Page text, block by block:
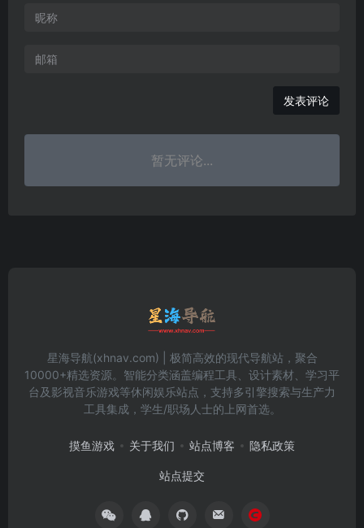
发表评论
暂无评论...
星海导航(xhnav.com) | 极简高效的现代导航站，聚合
10000+精选资源。智能分类涵盖编程工具、设计素材、学习平
台及影视音乐游戏等休闲娱乐站点，支持多引擎搜索与生产力
工具集成，学生/职场人士的上网首选。
摸鱼游戏 关于我们 站点博客 隐私政策
站点提交